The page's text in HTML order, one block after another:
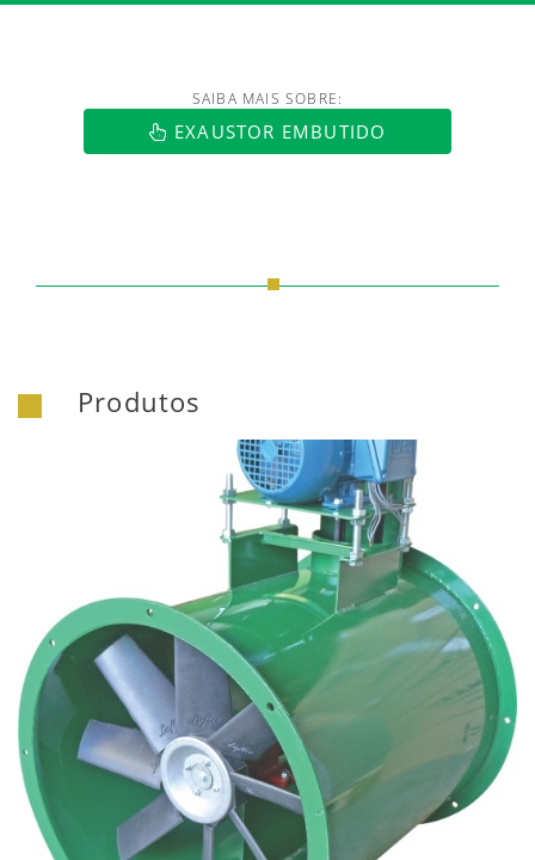
https://www.luftmaxi.com.br/
SAIBA MAIS SOBRE:
EXAUSTOR EMBUTIDO
Produtos